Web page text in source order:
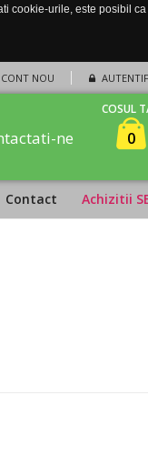
cookie-urile, este posibil
CONT NOU
ne
COSUL
0
Contact Achizitii